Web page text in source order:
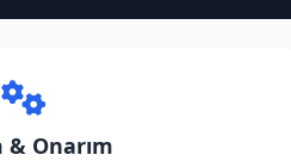
& Onarım